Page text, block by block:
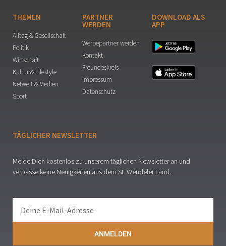
THEMEN
Alltag & Gesellschaft
Politik
Wirtschaft
Kultur & Lifestyle
Netwelt & Medien
Sport
PARTNER
WERDEN
Werbepartner werden
Kontakt
Freundeskreis
Impressum
Datenschutz
DOWNLOAD ALS
APP
TÄGLICHER NEWSLETTER
Melde Dich kostenlos zu unserem täglichen Newsletter an und
verpasse keine Neuigkeiten aus dem St. Wendeler Land.
ANMELDEN